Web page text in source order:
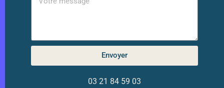
Envoyer
03 21 84 59 03